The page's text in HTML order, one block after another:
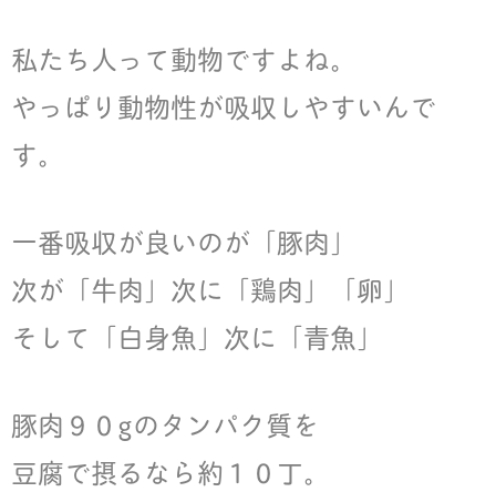
私たち人って動物ですよね。
やっぱり動物性が吸収しやすいんで
す。
一番吸収が良いのが「豚肉」
次が「牛肉」次に「鶏肉」「卵」
そして「白身魚」次に「青魚」
豚肉９０gのタンパク質を
豆腐で摂るなら約１０丁。